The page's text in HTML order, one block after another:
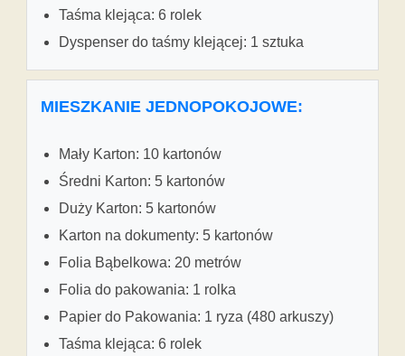
Taśma klejąca: 6 rolek
Dyspenser do taśmy klejącej: 1 sztuka
MIESZKANIE JEDNOPOKOJOWE:
Mały Karton: 10 kartonów
Średni Karton: 5 kartonów
Duży Karton: 5 kartonów
Karton na dokumenty: 5 kartonów
Folia Bąbelkowa: 20 metrów
Folia do pakowania: 1 rolka
Papier do Pakowania: 1 ryza (480 arkuszy)
Taśma klejąca: 6 rolek